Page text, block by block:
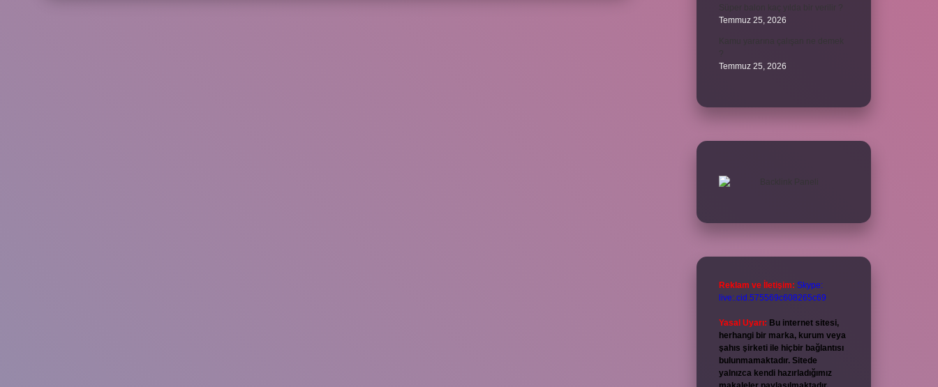
Temmuz 25, 2026
Temmuz 25, 2026
Reklam ve İletişim: Skype:
live:.cid.575569c608265c69
Yasal Uyarı: Bu internet sitesi,
herhangi bir marka, kurum veya
şahıs şirketi ile hiçbir bağlantısı
bulunmamaktadır. Sitede
yalnızca kendi hazırladığımız